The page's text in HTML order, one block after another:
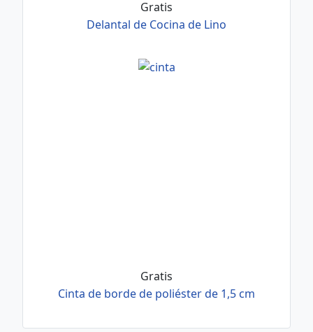
Gratis
Delantal de Cocina de Lino
Gratis
Cinta de borde de poliéster de 1,5 cm